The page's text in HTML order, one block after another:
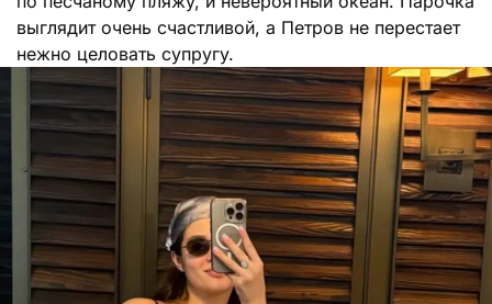
выглядит очень счастливой, а Петров не перестает
нежно целовать супругу.